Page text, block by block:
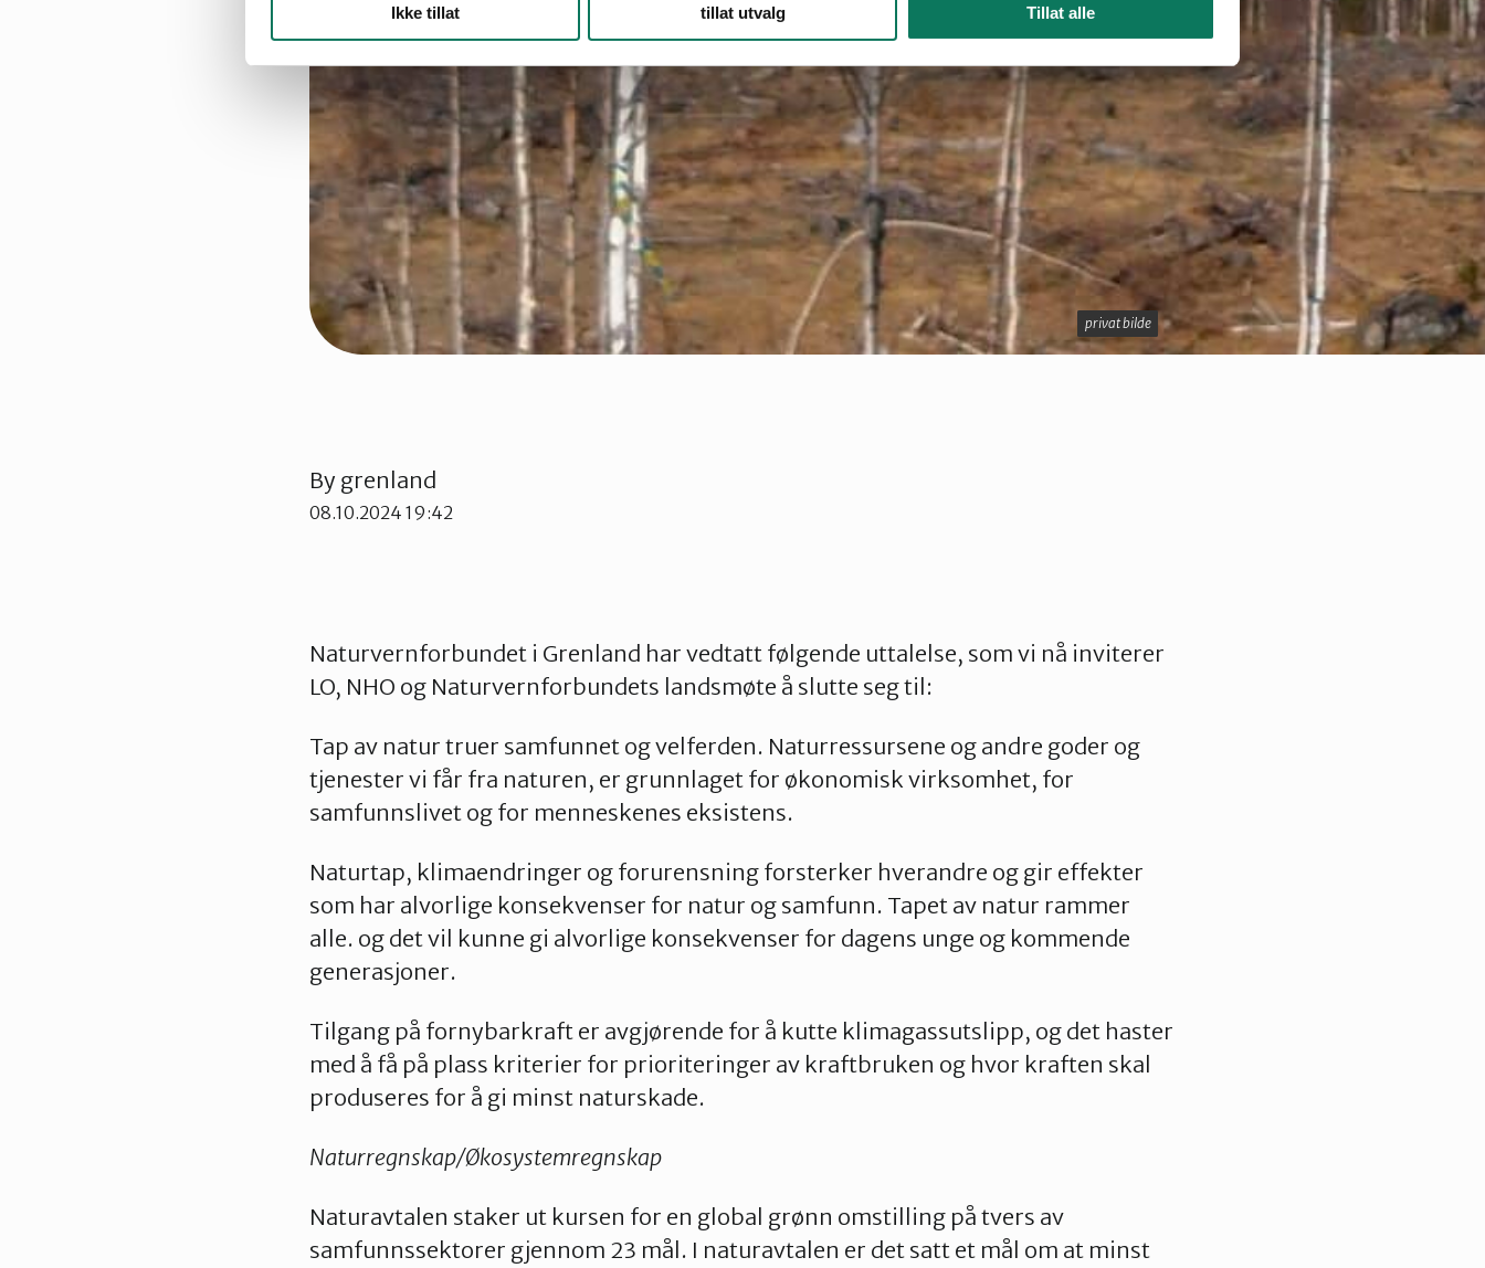
Ikke tillat tillat utvalg Tillat alle
privat bilde
privat bilde
By grenland
08.10.2024 19:42
Naturvernforbundet i Grenland har vedtatt følgende uttalelse, som vi nå inviterer
LO, NHO og Naturvernforbundets landsmøte å slutte seg til:
Tap av natur truer samfunnet og velferden. Naturressursene og andre goder og
tjenester vi får fra naturen, er grunnlaget for økonomisk virksomhet, for
samfunnslivet og for menneskenes eksistens.
Naturtap, klimaendringer og forurensning forsterker hverandre og gir effekter
som har alvorlige konsekvenser for natur og samfunn. Tapet av natur rammer
alle. og det vil kunne gi alvorlige konsekvenser for dagens unge og kommende
generasjoner.
Tilgang på fornybarkraft er avgjørende for å kutte klimagassutslipp, og det haster
med å få på plass kriterier for prioriteringer av kraftbruken og hvor kraften skal
produseres for å gi minst naturskade.
Naturregnskap/Økosystemregnskap
Naturavtalen staker ut kursen for en global grønn omstilling på tvers av
samfunnssektorer gjennom 23 mål. I naturavtalen er det satt et mål om at minst